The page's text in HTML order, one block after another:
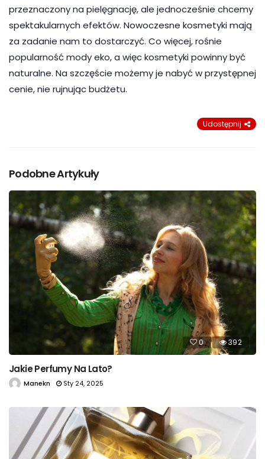
przeznaczony na pielęgnację, ale jednocześnie chcemy
spektakularnych efektów. Nowoczesne kosmetyki mają
za zadanie nam to dostarczyć. Co więcej, rośnie
popularność mody eko, a więc kosmetyki powinny być
naturalne. Na szczęście możemy je nabyć w przystępnej
cenie, nie rujnując budżetu.
Udostępnij
Podobne Artykuły
0 392
Jakie Perfumy Na Lato?
Manekn Sty 24, 2025